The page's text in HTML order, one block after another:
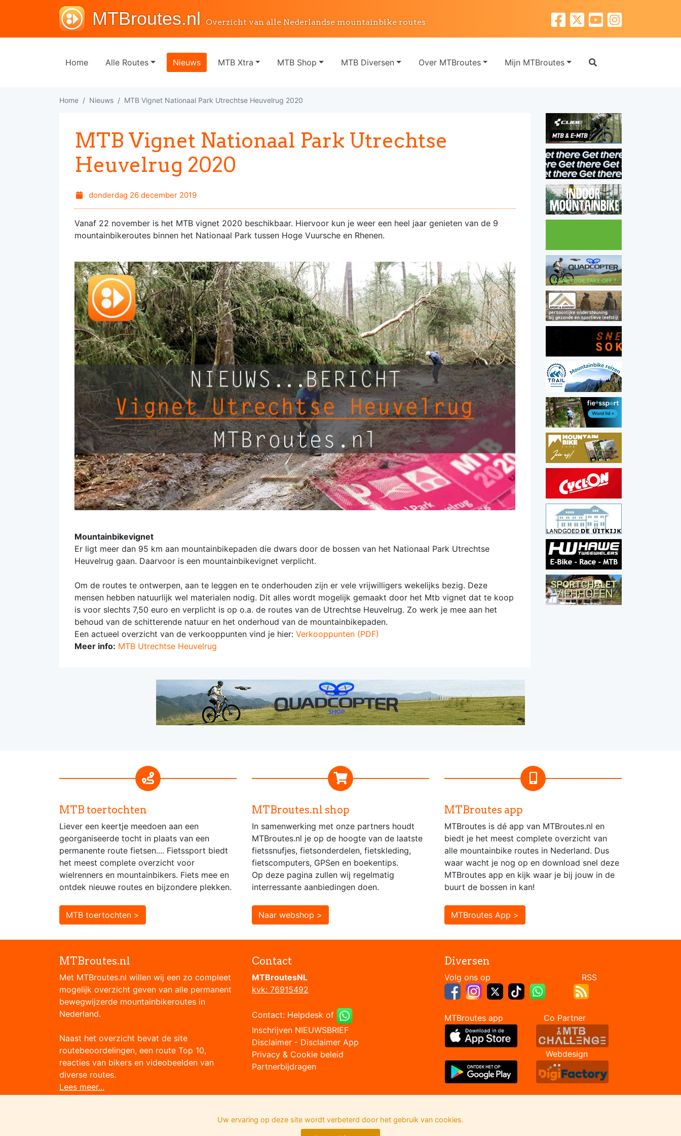
MTBroutes.nl Overzicht van alle Nederlandse mountainbike routes
Home Alle Routes Nieuws MTB Xtra MTB Shop MTB Diversen Over MTBroutes Mijn MTBroutes
Home Nieuws MTB Vignet Nationaal Park Utrechtse Heuvelrug 2020
MTB Vignet Nationaal Park Utrechtse
Heuvelrug 2020
donderdag 26 december 2019
Vanaf 22 november is het MTB vignet 2020 beschikbaar. Hiervoor kun je weer een heel jaar genieten van de 9
mountainbikeroutes binnen het Nationaal Park tussen Hoge Vuursche en Rhenen.
Mountainbikevignet
Er ligt meer dan 95 km aan mountainbikepaden die dwars door de bossen van het Nationaal Park Utrechtse
Heuvelrug gaan. Daarvoor is een mountainbikevignet verplicht.
Om de routes te ontwerpen, aan te leggen en te onderhouden zijn er vele vrijwilligers wekelijks bezig. Deze
mensen hebben natuurlijk wel materialen nodig. Dit alles wordt mogelijk gemaakt door het Mtb vignet dat te koop
is voor slechts 7,50 euro en verplicht is op o.a. de routes van de Utrechtse Heuvelrug. Zo werk je mee aan het
behoud van de schitterende natuur en het onderhoud van de mountainbikepaden.
Een actueel overzicht van de verkooppunten vind je hier: Verkooppunten (PDF)
Meer info: MTB Utrechtse Heuvelrug
MTB toertochten
Liever een keertje meedoen aan een
georganiseerde tocht in plaats van een
permanente route fietsen.... Fietssport biedt
het meest complete overzicht voor
wielrenners en mountainbikers. Fiets mee en
ontdek nieuwe routes en bijzondere plekken.
MTB toertochten >
MTBroutes.nl shop
In samenwerking met onze partners houdt
MTBroutes.nl je op de hoogte van de laatste
fietssnufjes, fietsonderdelen, fietskleding,
fietscomputers, GPSen en boekentips.
Op deze pagina zullen wij regelmatig
interressante aanbiedingen doen.
Naar webshop >
MTBroutes app
MTBroutes is dé app van MTBroutes.nl en
biedt je het meest complete overzicht van
alle mountainbike routes in Nederland. Dus
waar wacht je nog op en download snel deze
MTBroutes app en kijk waar je bij jouw in de
buurt de bossen in kan!
MTBroutes App >
MTBroutes.nl
Met MTBroutes.nl willen wij een zo compleet
mogelijk overzicht geven van alle permanent
bewegwijzerde mountainbikeroutes in
Nederland.
Naast het overzicht bevat de site
routebeoordelingen, een route Top 10,
reacties van bikers en videobeelden van
diverse routes.
Lees meer...
Contact
MTBroutesNL
kvk: 76915492
Contact: Helpdesk of
Inschrijven NIEUWSBRIEF
Disclaimer - Disclaimer App
Privacy & Cookie beleid
Partnerbijdragen
Diversen
Volg ons op RSS
MTBroutes app Co Partner
Webdesign
Uw ervaring op deze site wordt verbeterd door het gebruik van cookies.